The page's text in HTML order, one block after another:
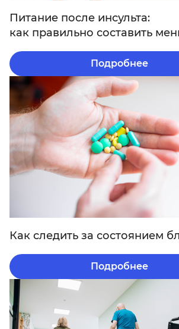
Питание после инсульта:
как правильно составить
Подробнее
Как следить за состоянием
Подробнее